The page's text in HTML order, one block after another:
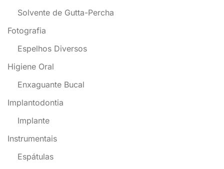
Solvente de Gutta-Percha
Fotografia
Espelhos Diversos
Higiene Oral
Enxaguante Bucal
Implantodontia
Implante
Instrumentais
Espátulas